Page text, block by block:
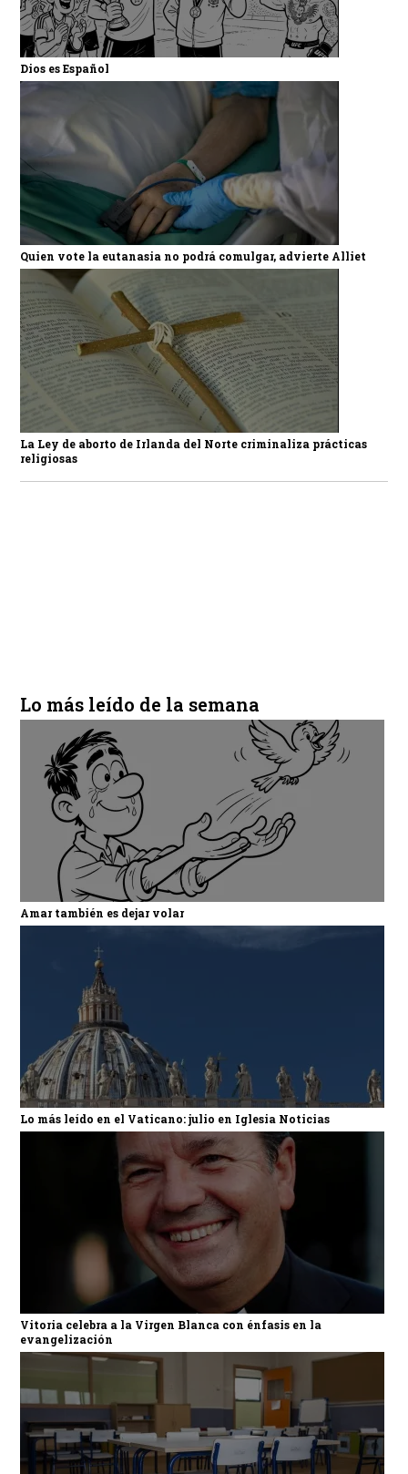
Dios es Español
Quien vote la eutanasia no podrá comulgar, advierte Alliet
La Ley de aborto de Irlanda del Norte criminaliza prácticas
religiosas
Lo más leído de la semana
Amar también es dejar volar
Lo más leído en el Vaticano: julio en Iglesia Noticias
Vitoria celebra a la Virgen Blanca con énfasis en la
evangelización